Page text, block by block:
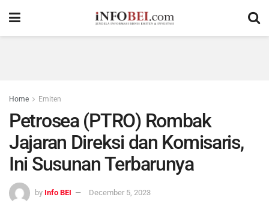
Home Emiten
Petrosea (PTRO) Rombak
Jajaran Direksi dan Komisaris,
Ini Susunan Terbarunya
by Info BEI December 5, 2023